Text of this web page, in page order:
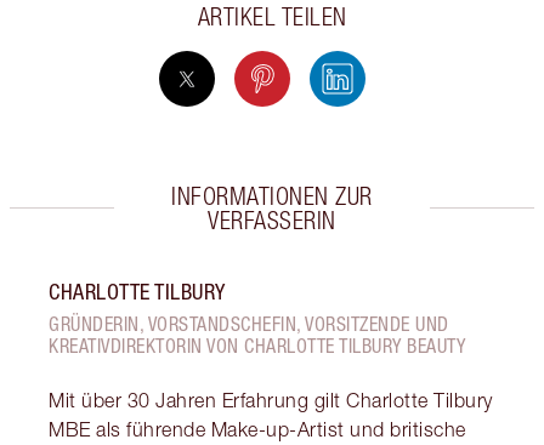
ARTIKEL TEILEN
INFORMATIONEN ZUR
VERFASSERIN
CHARLOTTE TILBURY
GRÜNDERIN, VORSTANDSCHEFIN, VORSITZENDE UND
KREATIVDIREKTORIN VON CHARLOTTE TILBURY BEAUTY
Mit über 30 Jahren Erfahrung gilt Charlotte Tilbury
MBE als führende Make-up-Artist und britische